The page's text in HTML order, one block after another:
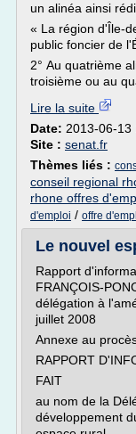
un alinéa ainsi
« La région d'Île-
public foncier de
2° Au quatrième
troisième ou au
Lire la suite
Date: 2013-06-13
Site : senat.fr
Thèmes liés :
conseil regional
rhone offres
d'emploi / offre
Le nouvel
Rapport
FRANÇOIS-
délégation à
juillet 2008
Annexe au
RAPPORT
FAIT
au nom de la
développement